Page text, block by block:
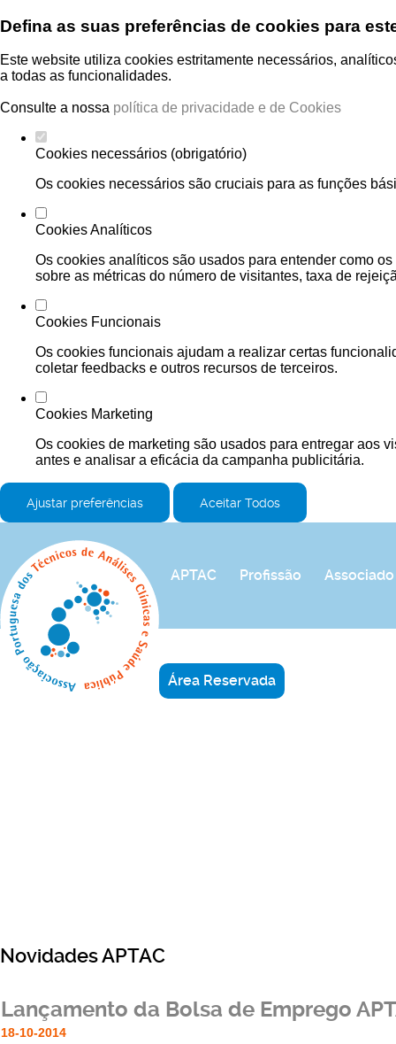
Defina as suas preferências de cookies para
Este website utiliza cookies estritamente necessários,
a todas as funcionalidades.
Consulte a nossa política de privacidade e de Cookies
Cookies necessários (obrigatório)
Os cookies necessários são cruciais para as funções
Cookies Analíticos
Os cookies analíticos são usados para entender como
sobre as métricas do número de visitantes, taxa de
Cookies Funcionais
Os cookies funcionais ajudam a realizar certas
coletar feedbacks e outros recursos de terceiros.
Cookies Marketing
Os cookies de marketing são usados para entregar aos
antes e analisar a eficácia da campanha publicitária.
Ajustar preferências Aceitar Todos
APTAC Profissão Associado
Área Reservada
Novidades APTAC
Lançamento da Bolsa de Emprego
18-10-2014